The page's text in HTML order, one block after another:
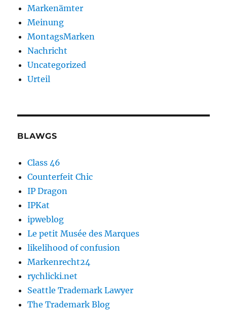
Markenämter
Meinung
MontagsMarken
Nachricht
Uncategorized
Urteil
BLAWGS
Class 46
Counterfeit Chic
IP Dragon
IPKat
ipweblog
Le petit Musée des Marques
likelihood of confusion
Markenrecht24
rychlicki.net
Seattle Trademark Lawyer
The Trademark Blog